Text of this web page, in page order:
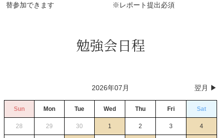
替参加できます
※レポート提出必須
勉強会日程
2026年07月 翌月 ▶︎
Sun Mon Tue Wed Thu Fri Sat
28 29 30 1 2 3 4